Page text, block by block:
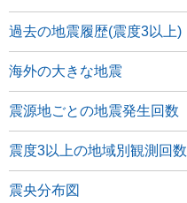
過去の地震履歴(震度3以上)
海外の大きな地震
震源地ごとの地震発生回数
震度3以上の地域別観測回数
震央分布図